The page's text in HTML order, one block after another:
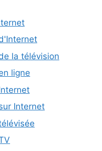
la télévision
ligne
Internet